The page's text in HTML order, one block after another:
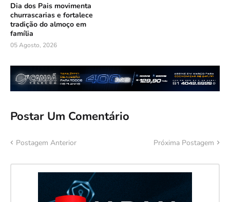
Dia dos Pais movimenta
churrascarias e fortalece
tradição do almoço em
família
05 Agosto, 2026
Postar Um Comentário
Postagem Anterior Próxima Postagem